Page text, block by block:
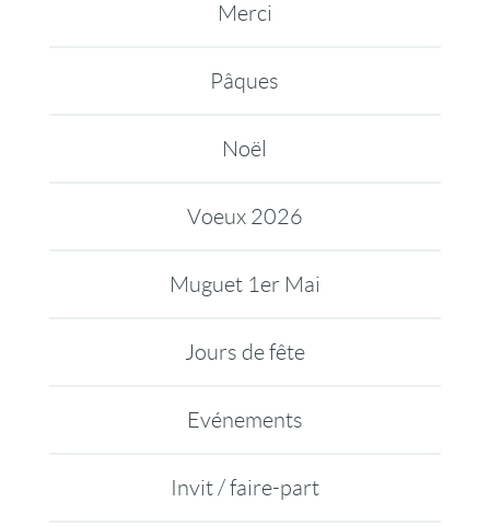
Merci
Pâques
Noël
Voeux 2026
Muguet 1er Mai
Jours de fête
Evénements
Invit / faire-part